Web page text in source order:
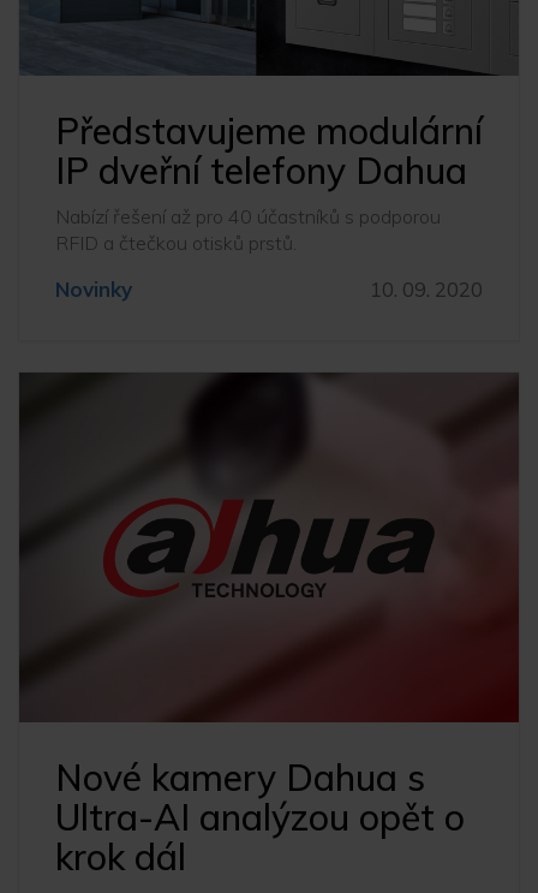
Představujeme modulární
IP dveřní telefony Dahua
Nabízí řešení až pro 40 účastníků s podporou
RFID a čtečkou otisků prstů.
Novinky 10. 09. 2020
Nové kamery Dahua s
Ultra-AI analýzou opět o
krok dál